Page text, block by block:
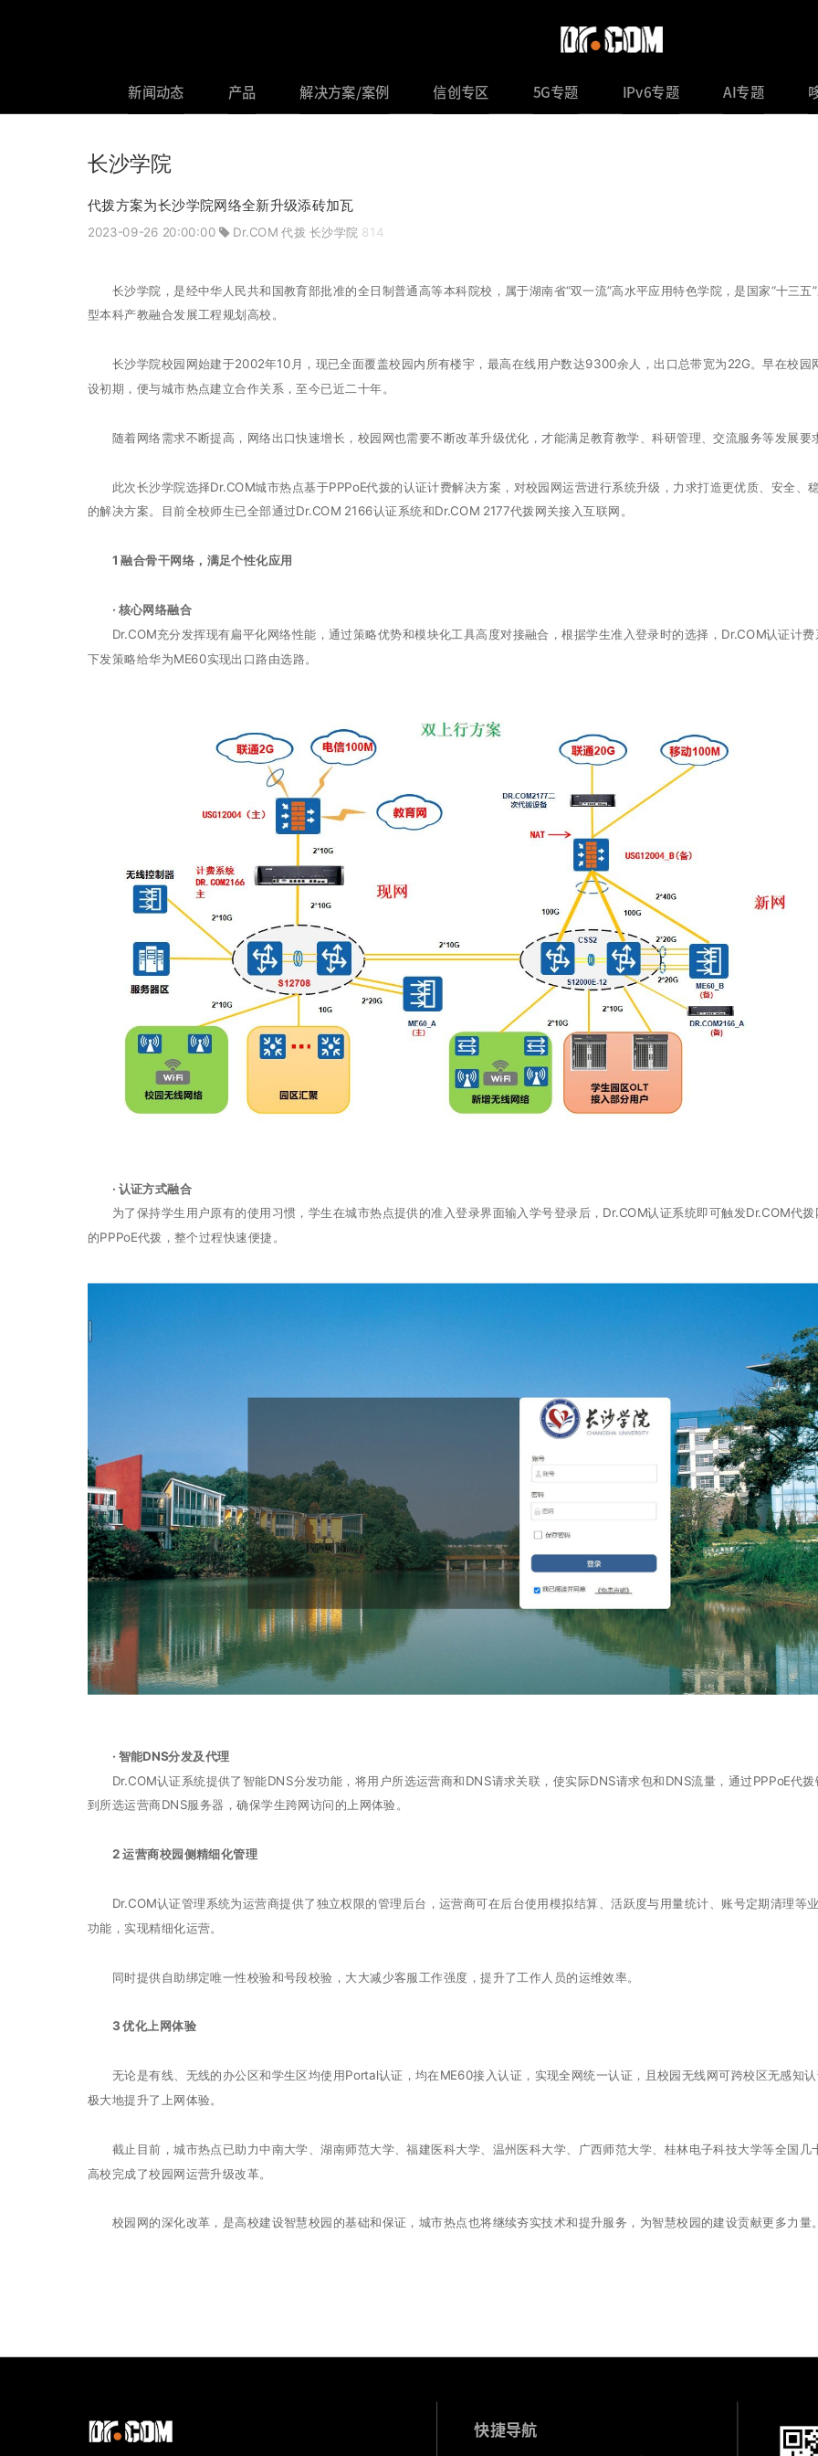
新闻动态 产品 解决方案/案例 信创专区 5G专题 IPv6专题 AI专题
长沙学院
代拨方案为长沙学院网络全新升级添砖加瓦
2023-09-26 20:00:00 Dr.COM 代拨 长沙学院 814
长沙学院，是经中华人民共和国教育部批准的全日制普通高等本科院校，属于湖南省“双一流”高水平应用特色学院，是国家“十三五
型本科产教融合发展工程规划高校。
长沙学院校园网始建于2002年10月，现已全面覆盖校园内所有楼宇，最高在线用户数达9300余人，出口总带宽为22G。早在校园
设初期，便与城市热点建立合作关系，至今已近二十年。
随着网络需求不断提高，网络出口快速增长，校园网也需要不断改革升级优化，才能满足教育教学、科研管理、交流服务等发展要
此次长沙学院选择Dr.COM城市热点基于PPPoE代拨的认证计费解决方案，对校园网运营进行系统升级，力求打造更优质、安全、
的解决方案。目前全校师生已全部通过Dr.COM 2166认证系统和Dr.COM 2177代拨网关接入互联网。
1 融合骨干网络，满足个性化应用
· 核心网络融合
Dr.COM充分发挥现有扁平化网络性能，通过策略优势和模块化工具高度对接融合，根据学生准入登录时的选择，Dr.COM认证计费
下发策略给华为ME60实现出口路由选路。
· 认证方式融合
为了保持学生用户原有的使用习惯，学生在城市热点提供的准入登录界面输入学号登录后，Dr.COM认证系统即可触发Dr.COM代拨
的PPPoE代拨，整个过程快速便捷。
· 智能DNS分发及代理
Dr.COM认证系统提供了智能DNS分发功能，将用户所选运营商和DNS请求关联，使实际DNS请求包和DNS流量，通过PPPoE代拨
到所选运营商DNS服务器，确保学生跨网访问的上网体验。
2 运营商校园侧精细化管理
Dr.COM认证管理系统为运营商提供了独立权限的管理后台，运营商可在后台使用模拟结算、活跃度与用量统计、账号定期清理等
功能，实现精细化运营。
同时提供自助绑定唯一性校验和号段校验，大大减少客服工作强度，提升了工作人员的运维效率。
3 优化上网体验
无论是有线、无线的办公区和学生区均使用Portal认证，均在ME60接入认证，实现全网统一认证，且校园无线网可跨校区无感知
极大地提升了上网体验。
截止目前，城市热点已助力中南大学、湖南师范大学、福建医科大学、温州医科大学、广西师范大学、桂林电子科技大学等全国几
高校完成了校园网运营升级改革。
校园网的深化改革，是高校建设智慧校园的基础和保证，城市热点也将继续夯实技术和提升服务，为智慧校园的建设贡献更多力量
快捷导航